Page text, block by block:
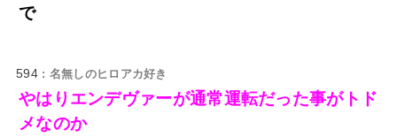
で
594 : 名無しのヒロアカ好き
やはりエンデヴァーが通常運転だった事がトド
メなのか